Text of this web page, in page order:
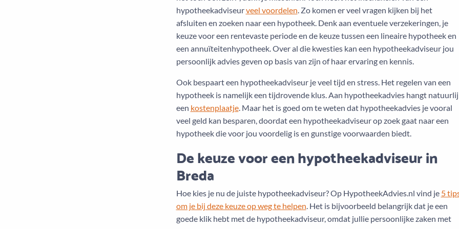
hypotheekadviseurveel voordelen. Zo komen er veel vragen kijken bij het
afsluiten en zoeken naar een hypotheek. Denk aan eventuele verzekeringen, je
keuze voor een rentevaste periode en de keuze tussen een lineaire hypotheek en
een annuïteitenhypotheek. Over al die kwesties kan een hypotheekadviseur jou
persoonlijk advies geven op basis van zijn of haar ervaring en kennis.
Ook bespaart een hypotheekadviseur je veel tijd en stress. Het regelen van een
hypotheek is namelijk een tijdrovende klus. Aan hypotheekadvies hangt
een kostenplaatje. Maar het is goed om te weten dat hypotheekadvies je vooral
veel geld kan besparen, doordat een hypotheekadviseur op zoek gaat naar een
hypotheek die voor jou voordelig is en gunstige voorwaarden biedt.
De keuze voor een hypotheekadviseur in
Breda
Hoe kies je nu de juiste hypotheekadviseur? Op HypotheekAdvies.nl vind je 5
om je bij deze keuze op weg te helpen. Het is bijvoorbeeld belangrijk dat je een
goede klik hebt met de hypotheekadviseur, omdat jullie persoonlijke zaken met